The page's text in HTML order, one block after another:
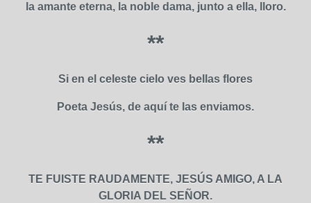
la amante eterna, la noble dama, junto a ella, lloro.
**
Si en el celeste cielo ves bellas flores
Poeta Jesús, de aquí te las enviamos.
**
TE FUISTE RAUDAMENTE, JESÚS AMIGO, A LA
GLORIA DEL SEÑOR.